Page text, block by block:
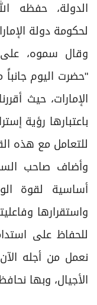
عدد اليوم
مواقيت الصلاة
الأحوال الجوية
الدولة، حفظه
لحكومة دولة
وقال سموه،
"حضرت اليوم
باعتبارها رؤية
للتعامل مع هذه
وأضاف صاحب
أساسية لقوة
واستقرارها
للحفاظ على
نعمل من أجله
الأجيال، وبها